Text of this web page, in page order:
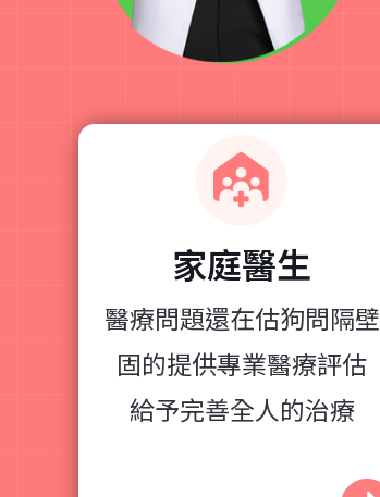
家庭醫生
醫療問題還在估狗問隔壁
固的提供專業醫療評估
給予完善全人的治療